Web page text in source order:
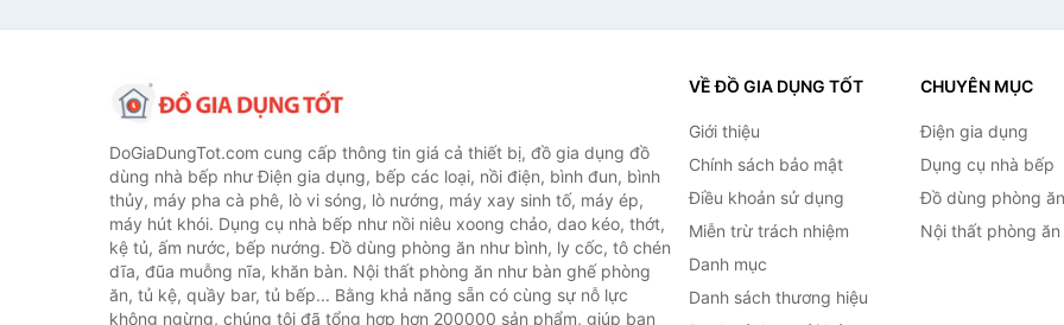
DoGiaDungTot.com cung cấp thông tin giá cả thiết bị, đồ gia dụng đồ
dùng nhà bếp như Điện gia dụng, bếp các loại, nồi điện, bình đun, bình
thủy, máy pha cà phê, lò vi sóng, lò nướng, máy xay sinh tố, máy ép,
máy hút khói. Dụng cụ nhà bếp như nồi niêu xoong chảo, dao kéo, thớt,
kệ tủ, ấm nước, bếp nướng. Đồ dùng phòng ăn như bình, ly cốc, tô chén
dĩa, đũa muỗng nĩa, khăn bàn. Nội thất phòng ăn như bàn ghế phòng
ăn, tủ kệ, quầy bar, tủ bếp... Bằng khả năng sẵn có cùng sự nỗ lực
không ngừng, chúng tôi đã tổng hợp hơn 200000 sản phẩm, giúp bạn
VỀ ĐỒ GIA DỤNG TỐT
Giới thiệu
Chính sách bảo mật
Điều khoản sử dụng
Miễn trừ trách nhiệm
Danh mục
Danh sách thương hiệu
CHUYÊN MỤC
Điện gia dụng
Dụng cụ nhà bếp
Đồ dùng phòng ăn
Nội thất phòng ăn